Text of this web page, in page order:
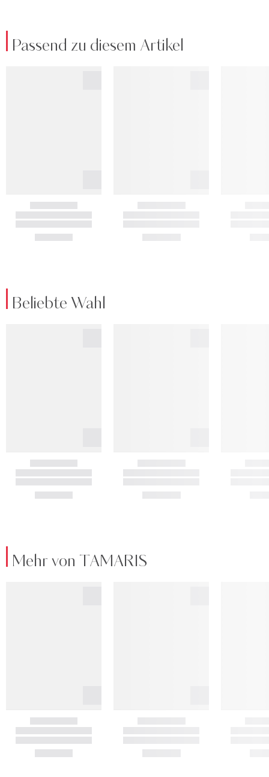
Passend zu diesem Artikel
Beliebte Wahl
Mehr von TAMARIS